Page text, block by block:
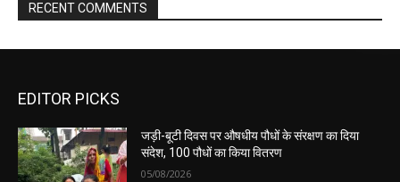
RECENT COMMENTS
EDITOR PICKS
जड़ी-बूटी दिवस पर औषधीय पौधों के संरक्षण का दिया
संदेश, 100 पौधों का किया वितरण
05/08/2026